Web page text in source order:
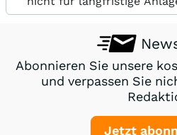
Abonnieren Sie unsere
und verpassen Sie
Jetzt